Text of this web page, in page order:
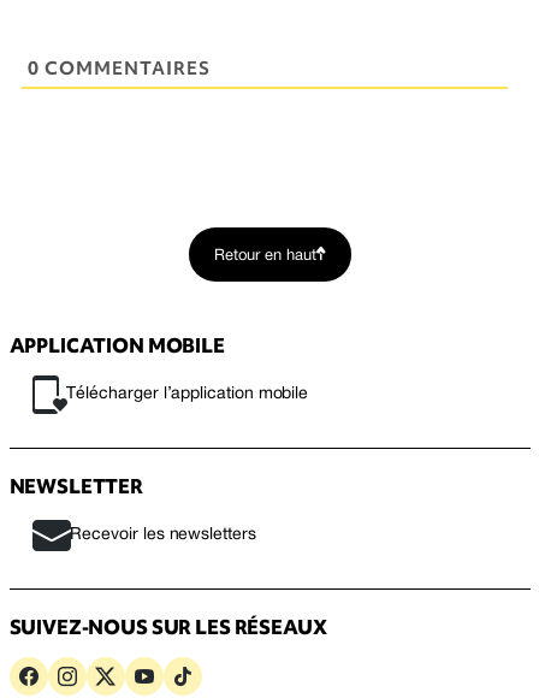
0 COMMENTAIRES
Retour en haut
APPLICATION MOBILE
Télécharger l’application mobile
NEWSLETTER
Recevoir les newsletters
SUIVEZ-NOUS SUR LES RÉSEAUX